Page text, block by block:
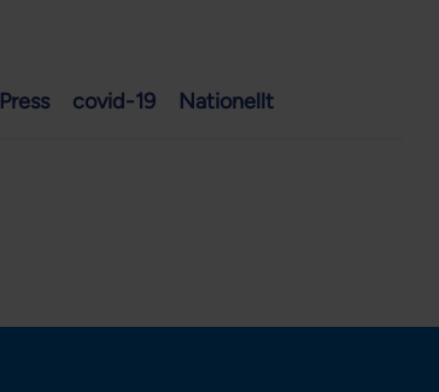
Press covid-19 Nationellt